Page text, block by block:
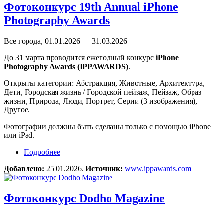
Фотоконкурс 19th Annual iPhone
Photography Awards
Все города, 01.01.2026 — 31.03.2026
До 31 марта проводится ежегодный конкурс iPhone
Photography Awards (IPPAWARDS).
Открыты категории: Абстракция, Животные, Архитектура,
Дети, Городская жизнь / Городской пейзаж, Пейзаж, Образ
жизни, Природа, Люди, Портрет, Серии (3 изображения),
Другое.
Фотографии должны быть сделаны только с помощью iPhone
или iPad.
Подробнее
Добавлено: 25.01.2026. Источник: www.ippawards.com
Фотоконкурс Dodho Magazine